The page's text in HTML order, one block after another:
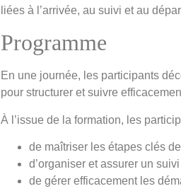
liées à l’arrivée, au suivi et au
Programme
En une journée, les participants
pour structurer et suivre
À l’issue de la formation, les
de maîtriser les étapes clés
d’organiser et assurer un
de gérer efficacement les